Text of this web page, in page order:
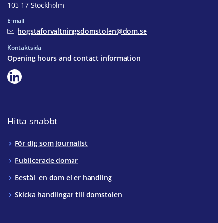
103 17 Stockholm
E-mail
hogstaforvaltningsdomstolen@dom.se
Kontaktsida
Opening hours and contact information
Hitta snabbt
För dig som journalist
Publicerade domar
Beställ en dom eller handling
Skicka handlingar till domstolen